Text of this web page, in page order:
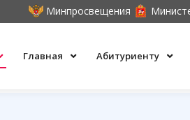
Минпросвещения
Главная Абитуриенту